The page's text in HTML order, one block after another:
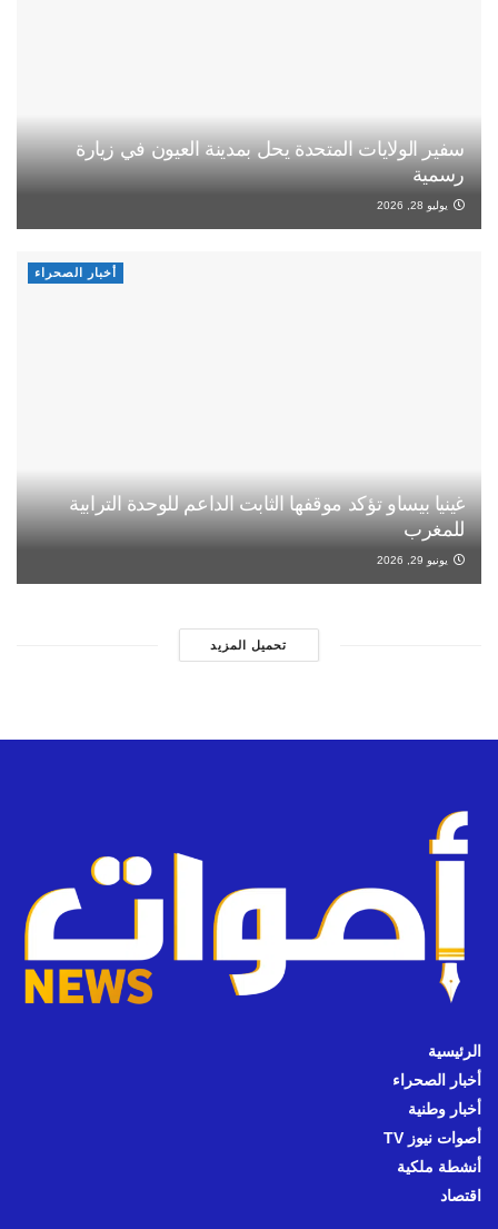
سفير الولايات المتحدة يحل بمدينة العيون في زيارة
رسمية
يوليو 28, 2026
أخبار الصحراء
غينيا بيساو تؤكد موقفها الثابت الداعم للوحدة الترابية
للمغرب
يونيو 29, 2026
تحميل المزيد
الرئيسية
أخبار الصحراء
أخبار وطنية
أصوات نيوز TV
أنشطة ملكية
اقتصاد